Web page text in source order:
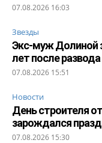
07.08.2026 16:03
Звезды
Экс-муж Долиной
лет после развода
07.08.2026 15:51
Новости
День строителя
зарождался
07.08.2026 15:30